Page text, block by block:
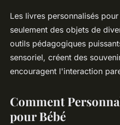
Les livres personnalisés
seulement des objets de
outils pédagogiques
sensoriel, créent des
encouragent l'interaction
Comment
pour Bébé